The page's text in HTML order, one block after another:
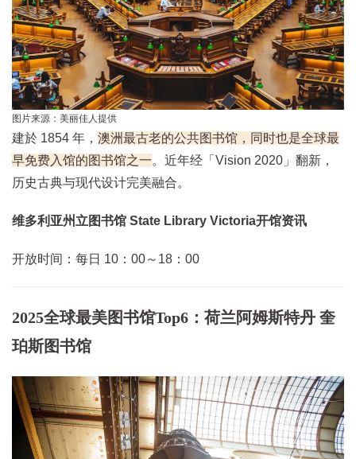
图片来源：美丽佳人提供
建於 1854 年， 澳洲最古老的公共图书馆，同时也是全球最
早免费入馆的图书馆之一。近年经「Vision 2020」翻新，
历史古典与现代设计完美融合。
维多利亚州立图书馆 State Library Victoria开馆资讯
开放时间：每日 10：00～18：00
2025全球最美图书馆Top6：荷兰阿姆斯特丹 奎
珀斯图书馆